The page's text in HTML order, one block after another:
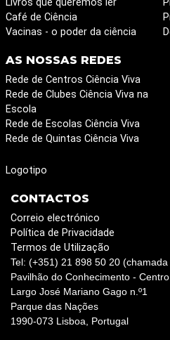
Livros que queremos ler
Café de Ciência
Vacinas - o poder da ciência
AS NOSSAS REDES
Rede de Centros Ciência Viva
Rede de Clubes Ciência Viva na
Escola
Rede de Escolas Ciência Viva
Rede de Quintas Ciência Viva
Logotipo
CONTACTOS
Correio electrónico
Política de Privacidade
Termos de Utilização
Tel: (+351) 21 898 50 20
Pavilhão do Conhecimento -
Largo José Mariano Gago n.º1
Parque das Nações
1990-073 Lisboa, Portugal